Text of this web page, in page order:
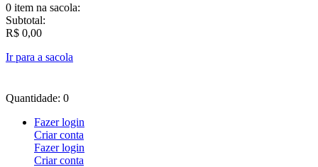
0 item na sacola:
Subtotal:
R$ 0,00
Ir para a sacola
Quantidade: 0
Fazer login
Criar conta
Fazer login
Criar conta